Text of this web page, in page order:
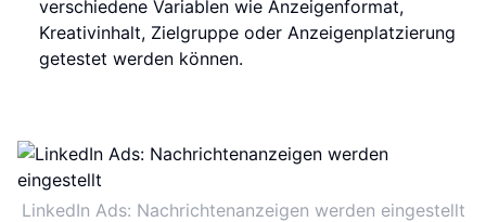
verschiedene Variablen wie Anzeigenformat,
Kreativinhalt, Zielgruppe oder Anzeigenplatzierung
getestet werden können.
LinkedIn Ads: Nachrichtenanzeigen werden eingestellt